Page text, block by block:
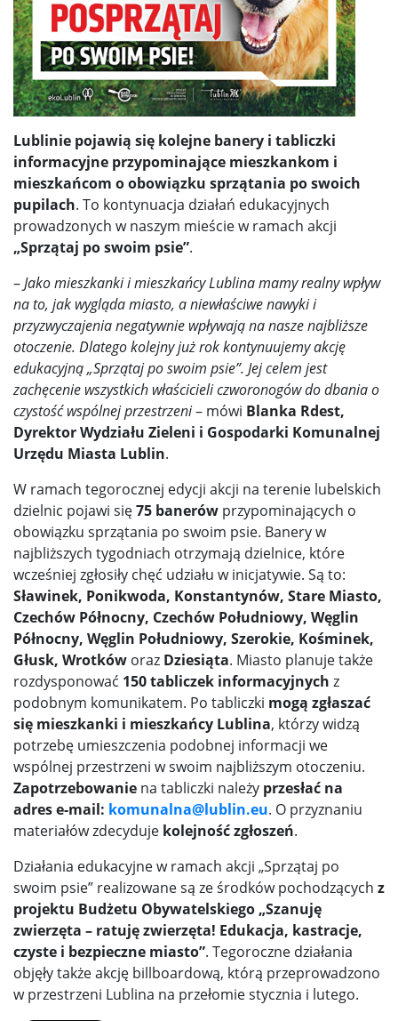
Lublinie pojawią się kolejne banery i tabliczki
informacyjne przypominające mieszkankom i
mieszkańcom o obowiązku sprzątania po swoich
pupilach. To kontynuacja działań edukacyjnych
prowadzonych w naszym mieście w ramach akcji
„Sprzątaj po swoim psie”.
–Jako mieszkanki i mieszkańcy Lublina mamy realny wpływ
na to, jak wygląda miasto, a niewłaściwe nawyki i
przyzwyczajenia negatywnie wpływają na nasze najbliższe
otoczenie. Dlatego kolejny już rok kontynuujemy akcję
edukacyjną „Sprzątaj po swoim psie”. Jej celem jest
zachęcenie wszystkich właścicieli czworonogów do dbania o
czystość wspólnej przestrzeni– mówi Blanka Rdest,
Dyrektor Wydziału Zieleni i Gospodarki Komunalnej
Urzędu Miasta Lublin.
W ramach tegorocznej edycji akcji na terenie lubelskich
dzielnic pojawi się75 banerów przypominających o
obowiązku sprzątania po swoim psie. Banery w
najbliższych tygodniach otrzymają dzielnice, które
wcześniej zgłosiły chęć udziału w inicjatywie. Są to:
Sławinek, Ponikwoda, Konstantynów, Stare Miasto,
Czechów Północny, Czechów Południowy, Węglin
Północny, Węglin Południowy, Szerokie, Kośminek,
Głusk, Wrotków oraz Dziesiąta. Miasto planuje także
rozdysponować 150 tabliczek informacyjnych z
podobnym komunikatem. Po tabliczki mogą zgłaszać
się mieszkanki i mieszkańcy Lublina, którzy widzą
potrzebę umieszczenia podobnej informacji we
wspólnej przestrzeni w swoim najbliższym otoczeniu.
Zapotrzebowanie na tabliczki należy przesłać na
adres e-mail: komunalna@lublin.eu. O przyznaniu
materiałów zdecyduje kolejność zgłoszeń.
Działania edukacyjne w ramach akcji „Sprzątaj po
swoim psie” realizowane są ze środków pochodzących z
projektu Budżetu Obywatelskiego „Szanuję
zwierzęta – ratuję zwierzęta! Edukacja, kastracje,
czyste i bezpieczne miasto”. Tegoroczne działania
objęły także akcję billboardową, którą przeprowadzono
w przestrzeni Lublina na przełomie stycznia i lutego.